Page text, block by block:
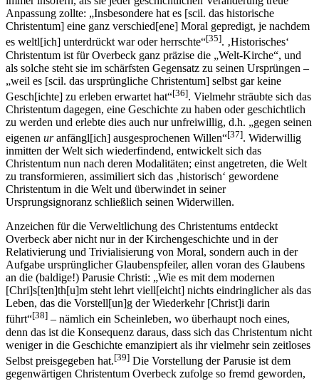
Anpassung zollte: „Insbesondere hat es [scil. das historische
Christentum] eine ganz verschied[ene] Moral gepredigt, je nachdem
es weltl[ich] unterdrückt war oder herrschte“[35]. ‚Historisches‘
Christentum ist für Overbeck ganz präzise die „Welt-Kirche“, und
als solche steht sie im schärfsten Gegensatz zu seinen Ursprüngen –
„weil es [scil. das ursprüngliche Christentum] selbst gar keine
Gesch[ichte] zu erleben erwartet hat“[36]. Vielmehr sträubte sich das
Christentum dagegen, eine Geschichte zu haben oder geschichtlich
zu werden und erlebte dies auch nur unfreiwillig, d.h. „gegen seinen
eigenen uranfängl[ich] ausgesprochenen Willen“[37]. Widerwillig
inmitten der Welt sich wiederfindend, entwickelt sich das
Christentum nun nach deren Modalitäten; einst angetreten, die Welt
zu transformieren, assimiliert sich das ‚historisch‘ gewordene
Christentum in die Welt und überwindet in seiner
Ursprungsignoranz schließlich seinen Widerwillen.
Anzeichen für die Verweltlichung des Christentums entdeckt
Overbeck aber nicht nur in der Kirchengeschichte und in der
Relativierung und Trivialisierung von Moral, sondern auch in der
Aufgabe ursprünglicher Glaubenspfeiler, allen voran des Glaubens
an die (baldige!) Parusie Christi: „Wie es mit dem modernen
[Chri]s[ten]th[u]m steht lehrt viell[eicht] nichts eindringlicher als das
Leben, das die Vorstell[un]g der Wiederkehr [Christ]i darin
führt“[38] – nämlich ein Scheinleben, wo überhaupt noch eines,
denn das ist die Konsequenz daraus, dass sich das Christentum nicht
weniger in die Geschichte emanzipiert als ihr vielmehr sein zeitloses
Selbst preisgegeben hat.[39] Die Vorstellung der Parusie ist dem
gegenwärtigen Christentum Overbeck zufolge so fremd geworden,